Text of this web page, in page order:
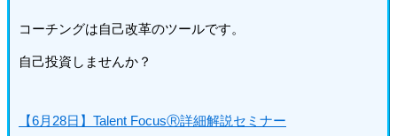
コーチングは自己改革のツールです。
自己投資しませんか？
【6月28日】Talent FocusⓇ詳細解説セミナー